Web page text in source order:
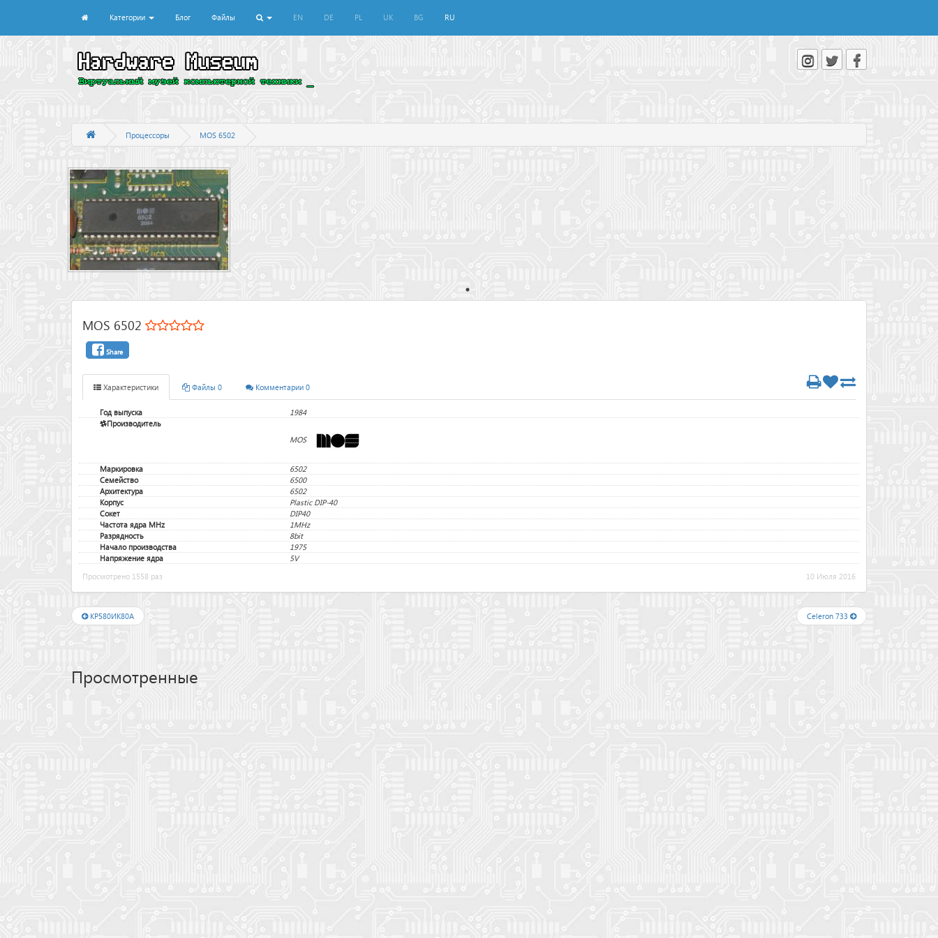
Категории Блог Файлы EN DE PL UK BG RU
Процессоры MOS 6502
MOS 6502
Share
Характеристики Файлы 0 Комментарии 0
Год выпуска
1984
Производитель
MOS
Маркировка
6502
Семейство
6500
Архитектура
6502
Корпус
Plastic DIP-40
Сокет
DIP40
Частота ядра MHz
1MHz
Разрядность
8bit
Начало производства
1975
Напряжение ядра
5V
Просмотрено 1558 раз
10 Июля 2016
КР580ИК80А Celeron 733
Просмотренные